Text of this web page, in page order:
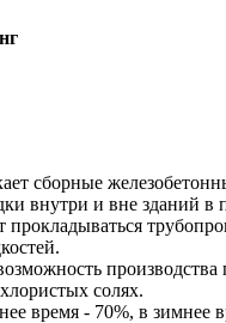
сборные
внутри и вне зданий
производства
солях.
время - 70%, в зимнее